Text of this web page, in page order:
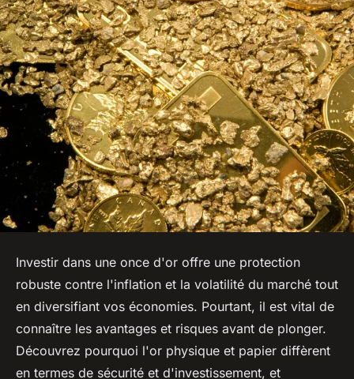
Investir dans une once d'or offre une protection
robuste contre l'inflation et la volatilité du marché tout
en diversifiant vos économies. Pourtant, il est vital de
connaître les avantages et risques avant de plonger.
Découvrez pourquoi l'or physique et papier diffèrent
en termes de sécurité et d'investissement, et